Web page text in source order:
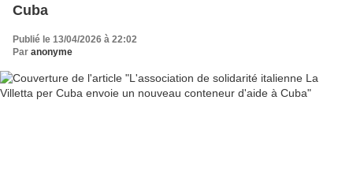
Cuba
Publié le 13/04/2026 à 22:02
Par anonyme